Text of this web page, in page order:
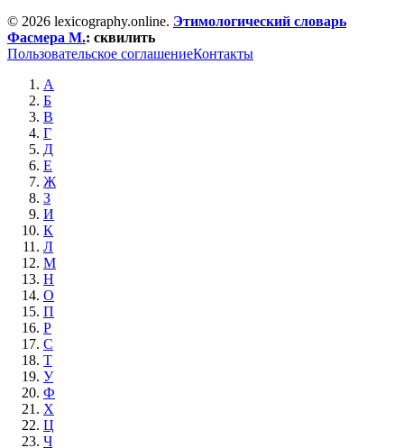
© 2026 lexicography.online. Этимологический словарь
Фасмера М.: сквилить
Пользовательское соглашениеКонтакты
А
Б
В
Г
Д
Е
Ж
З
И
К
Л
М
Н
О
П
Р
С
Т
У
Ф
Х
Ц
Ч